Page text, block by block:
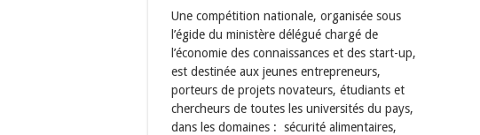
Une compétition nationale, organisée sous
l’égide du ministère délégué chargé de
l’économie des connaissances et des start-up,
est destinée aux jeunes entrepreneurs,
porteurs de projets novateurs, étudiants et
chercheurs de toutes les universités du pays,
dans les domaines : sécurité alimentaires,